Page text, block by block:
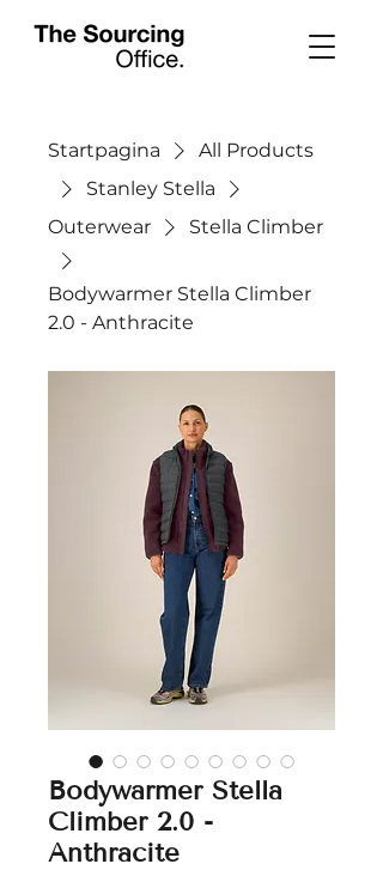
Startpagina
All Products
Stanley Stella
Outerwear
Stella Climber
Bodywarmer Stella Climber
2.0 - Anthracite
Bodywarmer Stella
Climber 2.0 -
Anthracite